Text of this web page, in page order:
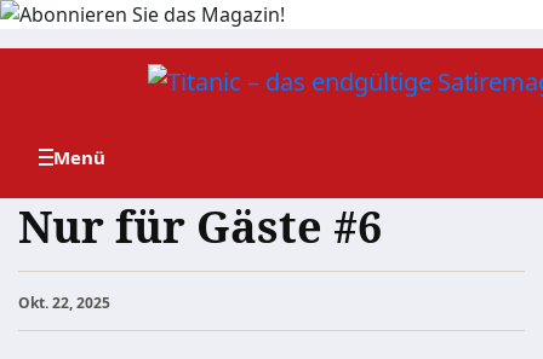
Zum
Nur für Gäste #6
Okt. 22, 2025